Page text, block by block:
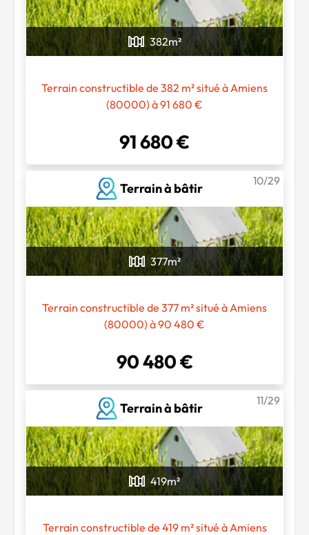
382m²
Terrain constructible de 382 m² situé à Amiens
(80000) à 91 680 €
91 680 €
Terrain à bâtir
10/29
377m²
Terrain constructible de 377 m² situé à Amiens
(80000) à 90 480 €
90 480 €
Terrain à bâtir
11/29
419m²
Terrain constructible de 419 m² situé à Amiens